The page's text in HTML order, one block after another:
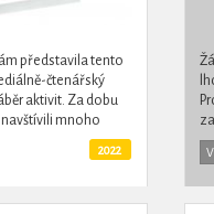
představila tento
čtenářský
aktivit. Za dobu
mnoho
workshopů.
2022